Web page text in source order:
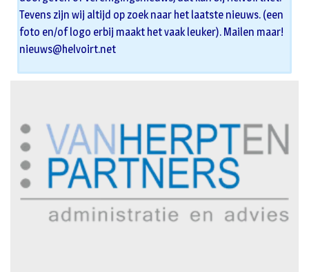
Tevens zijn wij altijd op zoek naar het laatste nieuws. (een
foto en/of logo erbij maakt het vaak leuker). Mailen maar!
nieuws@helvoirt.net